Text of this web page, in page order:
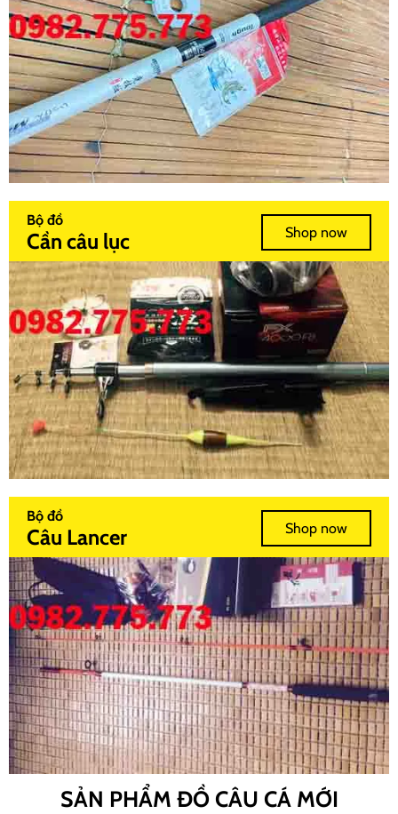
Bộ đồ
Cần câu lục Shop now
Bộ đồ
Câu Lancer Shop now
SẢN PHẨM ĐỒ CÂU CÁ MỚI